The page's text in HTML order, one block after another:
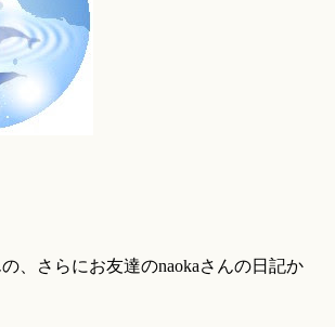
、さらにお友達のnaokaさんの日記か